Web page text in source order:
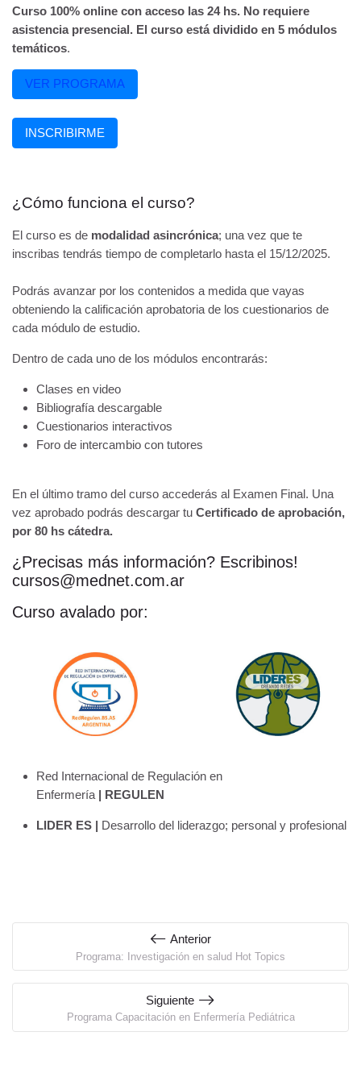
Curso 100% online con acceso las 24 hs. No requiere
asistencia presencial. El curso está dividido en 5 módulos
temáticos.
VER PROGRAMA
INSCRIBIRME
¿Cómo funciona el curso?
El curso es de modalidad asincrónica; una vez que te
inscribas tendrás tiempo de completarlo hasta el 15/12/2025.
Podrás avanzar por los contenidos a medida que vayas
obteniendo la calificación aprobatoria de los cuestionarios de
cada módulo de estudio.
Dentro de cada uno de los módulos encontrarás:
Clases en video
Bibliografía descargable
Cuestionarios interactivos
Foro de intercambio con tutores
En el último tramo del curso accederás al Examen Final. Una
vez aprobado podrás descargar tu Certificado de aprobación,
por 80 hs cátedra.
¿Precisas más información? Escribinos!
cursos@mednet.com.ar
Curso avalado por:
Red Internacional de Regulación en
Enfermería | REGULEN
LIDER ES | Desarrollo del liderazgo; personal y profesional
Anterior
Programa: Investigación en salud Hot Topics
Siguiente
Programa Capacitación en Enfermería Pediátrica